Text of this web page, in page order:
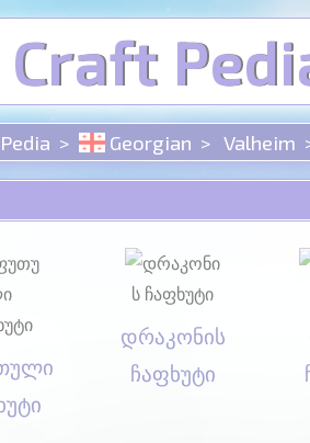
Craft
Georgian Valheim
დრაკონის
ჩაფხუტი